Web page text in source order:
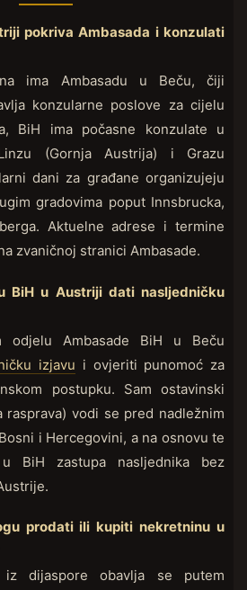
pokriva Ambasada i konzulati
ima Ambasadu u Beču, čiji
konzularne poslove za cijelu
BiH ima počasne konzulate u
(Gornja Austrija) i Grazu
dani za građane organizujeju
gradovima poput Innsbrucka,
Aktuelne adrese i termine
zvaničnoj stranici Ambasade.
BiH u Austriji dati nasljedničku
odjelu Ambasade BiH u Beču
izjavu i ovjeriti punomoć za
postupku. Sam ostavinski
rasprava) vodi se pred nadležnim
i Hercegovini, a na osnovu te
BiH zastupa nasljednika bez
prodati ili kupiti nekretninu u
iz dijaspore obavlja se putem